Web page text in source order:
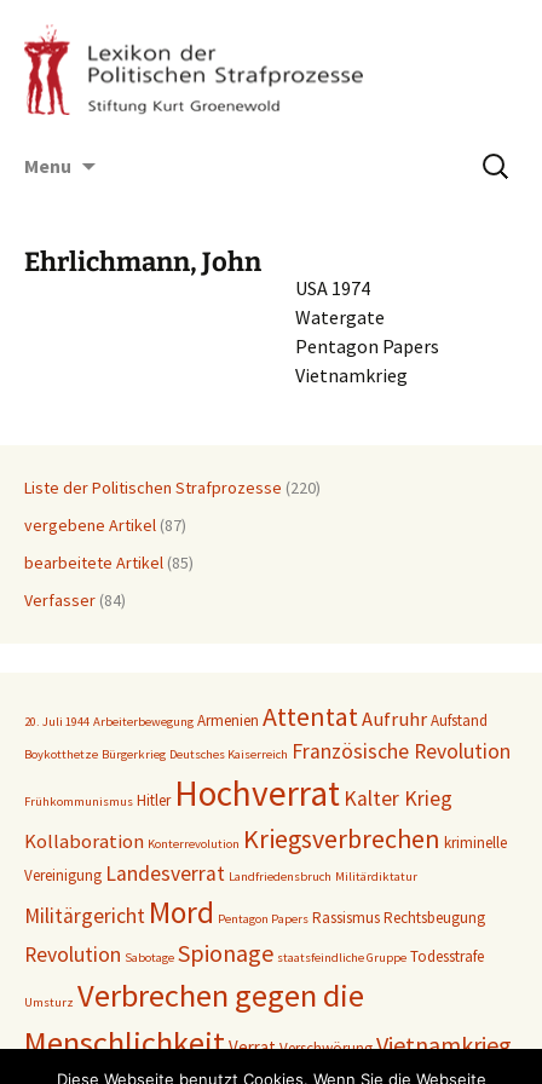
Menu
Suchen
nach:
Ehrlichmann, John
USA 1974
Watergate
Penta­gon Papers
Vietnamkrieg
Liste der Politischen Strafprozesse (220)
vergebene Artikel (87)
bearbeitete Artikel (85)
Verfasser (84)
20. Juli 1944 Arbeiterbewegung Armenien AttentatAufruhrAufstand
Boykotthetze Bürgerkrieg Deutsches Kaiserreich Französische Revolution
Frühkommunismus Hitler Hochverrat Kalter Krieg
Kollaboration Konterrevolution Kriegsverbrechen kriminelle
Vereinigung Landesverrat Landfriedensbruch Militärdiktatur
Militärgericht Mord Pentagon Papers RassismusRechtsbeugung
Revolution Sabotage Spionage staatsfeindliche Gruppe Todesstrafe
Umsturz Verbrechen gegen die
MenschlichkeitVerratVerschwörungVietnamkrieg
Diese Webseite benutzt Cookies. Wenn Sie die Webseite